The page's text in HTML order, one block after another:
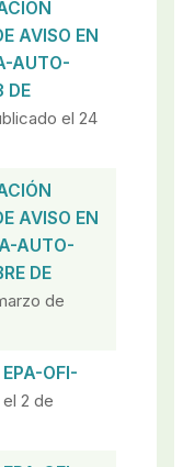
AVISO EN
AUTO-
DE
el 24
AVISO EN
AUTO-
DE
de
OFI-
2 de